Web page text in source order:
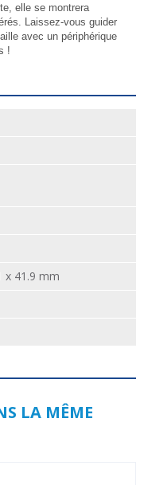
elle se montrera
Laissez-vous guider
avec un périphérique
!
x 41.9 mm
LA MÊME